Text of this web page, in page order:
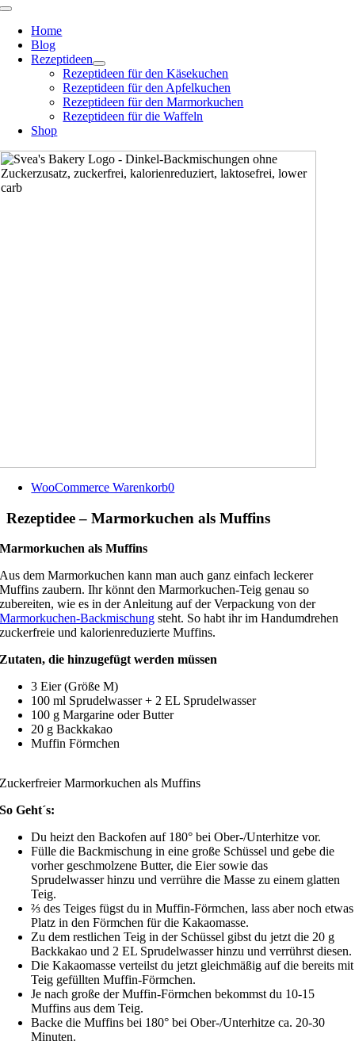
Zum
Inhalt
springen
Toggle
Navigation
Home
Blog
Rezeptideen
Rezeptideen für den Käsekuchen
Rezeptideen für den Apfelkuchen
Rezeptideen für den Marmorkuchen
Rezeptideen für die Waffeln
Shop
WooCommerce Warenkorb0
Rezeptidee – Marmorkuchen als Muffins
Marmorkuchen als Muffins
Aus dem Marmorkuchen kann man auch ganz einfach leckerer
Muffins zaubern. Ihr könnt den Marmorkuchen-Teig genau so
zubereiten, wie es in der Anleitung auf der Verpackung von der
Marmorkuchen-Backmischung steht. So habt ihr im Handumdrehen
zuckerfreie und kalorienreduzierte Muffins.
Zutaten, die hinzugefügt werden müssen
3 Eier (Größe M)
100 ml Sprudelwasser + 2 EL Sprudelwasser
100 g Margarine oder Butter
20 g Backkakao
Muffin Förmchen
Zuckerfreier Marmorkuchen als Muffins
So Geht´s:
Du heizt den Backofen auf 180° bei Ober-/Unterhitze vor.
Fülle die Backmischung in eine große Schüssel und gebe die
vorher geschmolzene Butter, die Eier sowie das
Sprudelwasserhinzu und verrühre die Masse zu einem glatten
Teig.
⅔ des Teiges fügst du in Muffin-Förmchen, lass aber noch etwas
Platz in den Förmchen für die Kakaomasse.
Zu dem restlichen Teig in der Schüssel gibst du jetzt die 20 g
Backkakao und 2 EL Sprudelwasser hinzu und verrührst diesen.
Die Kakaomasse verteilst du jetzt gleichmäßig auf die bereits mit
Teig gefüllten Muffin-Förmchen.
Je nach große der Muffin-Förmchen bekommst du 10-15
Muffins aus dem Teig.
Backe die Muffins bei 180° bei Ober-/Unterhitze ca. 20-30
Minuten.